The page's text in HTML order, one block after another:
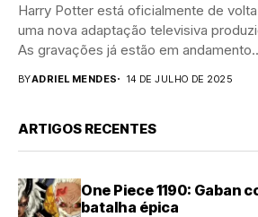
Harry Potter está oficialmente de
uma nova adaptação televisiva
As gravações já estão em
BYADRIEL MENDES 14 DE JULHO DE 2025
ARTIGOS RECENTES
One Piece 1190: Gaban
batalha épica